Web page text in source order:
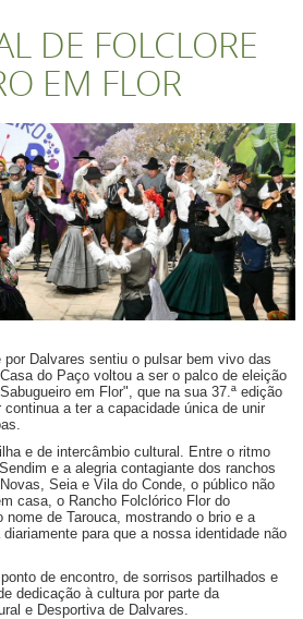
DE FOLCLORE
EM FLOR
Dalvares sentiu o pulsar bem vivo das
do Paço voltou a ser o palco de eleição
em Flor", que na sua 37.ª edição
a ter a capacidade única de unir
e de intercâmbio cultural. Entre o ritmo
e a alegria contagiante dos ranchos
Seia e Vila do Conde, o público não
casa, o Rancho Folclórico Flor do
nome de Tarouca, mostrando o brio e a
para que a nossa identidade não
de encontro, de sorrisos partilhados e
dedicação à cultura por parte da
e Desportiva de Dalvares.